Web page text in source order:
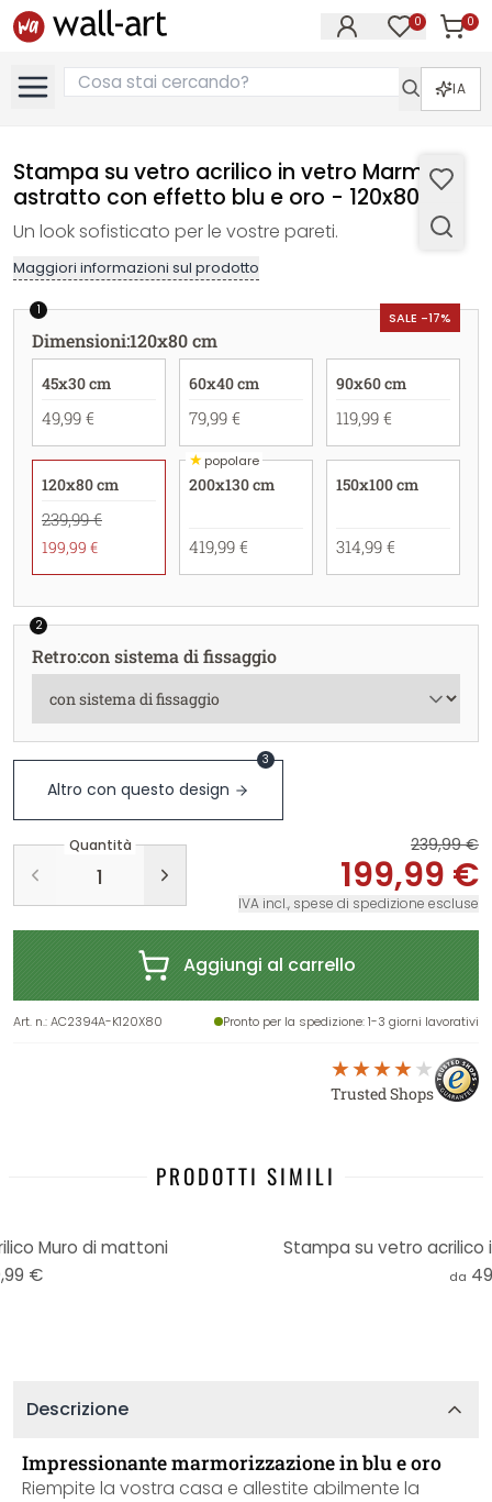
0 0
IA
Stampa su vetro acrilico in vetro Marmo
astratto con effetto blu e oro - 120x80 cm
Un look sofisticato per le vostre pareti.
Maggiori informazioni sul prodotto
SALE -17%
1
Dimensioni:120x80 cm
45x30 cm
49,99 €
60x40 cm
79,99 €
90x60 cm
119,99 €
120x80 cm
239,99 €
199,99 €
★popolare
200x130 cm
419,99 €
150x100 cm
314,99 €
2
Retro:con sistema di fissaggio
Altro con questo design
3
Quantità 239,99 €
199,99 €
IVA incl., spese di spedizione escluse
Aggiungi al carrello
Art. n.:AC2394A-K120X80 Pronto per la spedizione: 1-3 giorni lavorativi
Trusted Shops
PRODOTTI SIMILI
Muro di mattoni
€
Stampa su vetro acrilico
da
Descrizione
Impressionante marmorizzazione in blu e oro
Riempite la vostra casa e allestite abilmente la